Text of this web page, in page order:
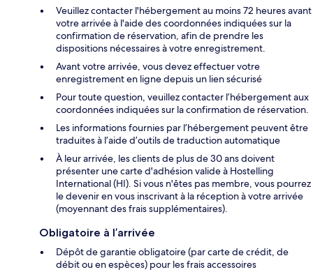
Veuillez contacter l'hébergement au moins 72 heures avant
votre arrivée à l'aide des coordonnées indiquées sur la
confirmation de réservation, afin de prendre les
dispositions nécessaires à votre enregistrement.
Avant votre arrivée, vous devez effectuer votre
enregistrement en ligne depuis un lien sécurisé
Pour toute question, veuillez contacter l’hébergement aux
coordonnées indiquées sur la confirmation de réservation.
Les informations fournies par l’hébergement peuvent être
traduites à l’aide d’outils de traduction automatique
À leur arrivée, les clients de plus de 30 ans doivent
présenter une carte d'adhésion valide à Hostelling
International (HI). Si vous n'êtes pas membre, vous pourrez
le devenir en vous inscrivant à la réception à votre arrivée
(moyennant des frais supplémentaires).
Obligatoire à l’arrivée
Dépôt de garantie obligatoire (par carte de crédit, de
débit ou en espèces) pour les frais accessoires